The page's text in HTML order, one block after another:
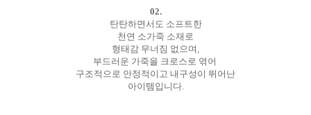
02.
탄탄하면서도 소프트한
천연 소가죽 소재로
형태감 무너짐 없으며,
부드러운 가죽을 크로스로 엮어
구조적으로 안정적이고 내구성이 뛰어난
아이템입니다.